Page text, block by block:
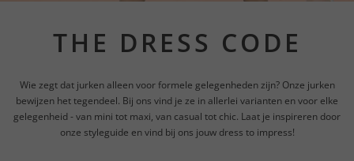
THE DRESS CODE
Wie zegt dat jurken alleen voor formele gelegenheden zijn? Onze jurken
bewijzen het tegendeel. Bij ons vind je ze in allerlei varianten en voor elke
gelegenheid - van mini tot maxi, van casual tot chic. Laat je inspireren door
onze styleguide en vind bij ons jouw dress to impress!